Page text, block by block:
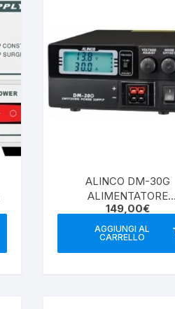
ALINCO DM-30G
ALIMENTATORE
SWITCHING 20/30A
149,00€
AGGIUNGI AL
CARRELLO